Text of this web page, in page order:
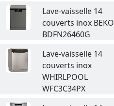
Lave-vaisselle 14
couverts inox BEKO
BDFN26460G
Lave-vaisselle 14
couverts inox
WHIRLPOOL
WFC3C34PX